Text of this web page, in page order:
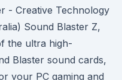
- Creative Technology
Sound Blaster Z,
the ultra high-
Blaster sound cards,
your PC gaming and